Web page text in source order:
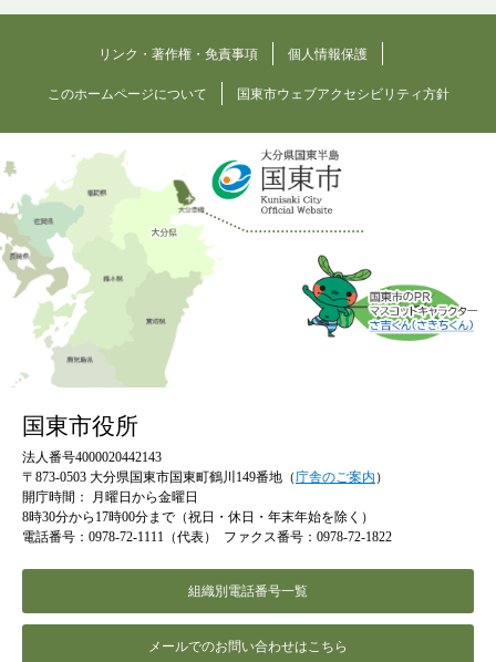
リンク・著作権・免責事項 個人情報保護
このホームページについて 国東市ウェブアクセシビリティ方針
国東市役所
法人番号4000020442143
〒873-0503 大分県国東市国東町鶴川149番地（庁舎のご案内 ）
開庁時間：
月曜日から金曜日
8時30分から17時00分まで（祝日・休日・年末年始を除く）
電話番号：0978-72-1111（代表）
ファクス番号：0978-72-1822
組織別電話番号一覧
メールでのお問い合わせはこちら